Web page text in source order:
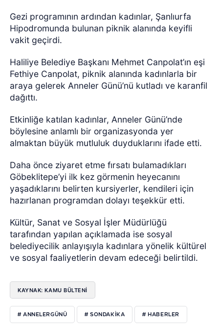
Gezi programının ardından kadınlar, Şanlıurfa
Hipodromunda bulunan piknik alanında keyifli
vakit geçirdi.
Haliliye Belediye Başkanı Mehmet Canpolat’ın eşi
Fethiye Canpolat, piknik alanında kadınlarla bir
araya gelerek Anneler Günü’nü kutladı ve karanfil
dağıttı.
Etkinliğe katılan kadınlar, Anneler Günü’nde
böylesine anlamlı bir organizasyonda yer
almaktan büyük mutluluk duyduklarını ifade etti.
Daha önce ziyaret etme fırsatı bulamadıkları
Göbeklitepe’yi ilk kez görmenin heyecanını
yaşadıklarını belirten kursiyerler, kendileri için
hazırlanan programdan dolayı teşekkür etti.
Kültür, Sanat ve Sosyal İşler Müdürlüğü
tarafından yapılan açıklamada ise sosyal
belediyecilik anlayışıyla kadınlara yönelik kültürel
ve sosyal faaliyetlerin devam edeceği belirtildi.
KAYNAK: KAMU BÜLTENİ
# ANNELERGÜNÜ # SONDAKİKA # HABERLER